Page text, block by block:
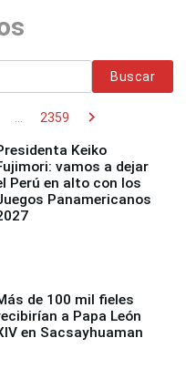
Buscar
2359 chevron_right
Keiko
vamos a dejar
Perú en alto con los
Panamericanos
de 100 mil fieles
a Papa León
en Sacsayhuaman